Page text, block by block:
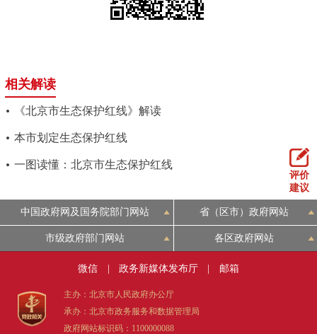
相关解读
《北京市生态保护红线》解读
本市划定生态保护红线
一图读懂：北京市生态保护红线
评价
建议
中国政府网及国务院部门网站 省（区市）政府网站
市级政府部门网站 各区政府网站
微信 政务新媒体发布厅 邮箱
主办：北京市人民政府办公厅
承办：北京市政务服务和数据管理局
政府网站标识码：1100000088